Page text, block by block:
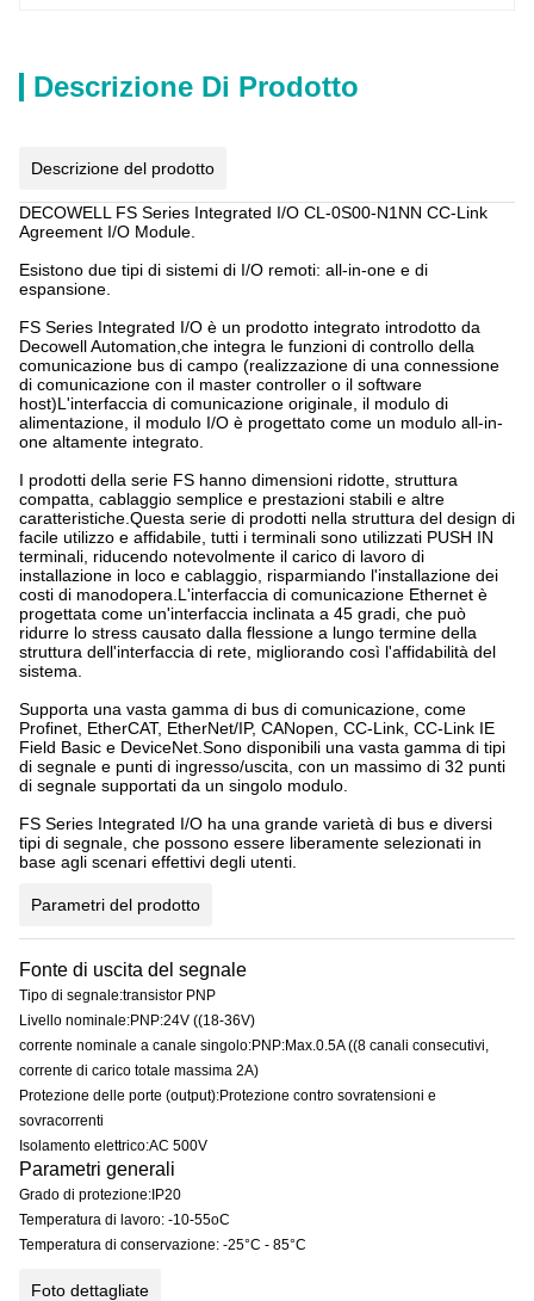
Descrizione Di Prodotto
Descrizione del prodotto
DECOWELL FS Series Integrated I/O CL-0S00-N1NN CC-Link
Agreement I/O Module.
Esistono due tipi di sistemi di I/O remoti: all-in-one e di
espansione.
FS Series Integrated I/O è un prodotto integrato introdotto da
Decowell Automation,che integra le funzioni di controllo della
comunicazione bus di campo (realizzazione di una connessione
di comunicazione con il master controller o il software
host)L'interfaccia di comunicazione originale, il modulo di
alimentazione, il modulo I/O è progettato come un modulo all-in-
one altamente integrato.
I prodotti della serie FS hanno dimensioni ridotte, struttura
compatta, cablaggio semplice e prestazioni stabili e altre
caratteristiche.Questa serie di prodotti nella struttura del design di
facile utilizzo e affidabile, tutti i terminali sono utilizzati PUSH IN
terminali, riducendo notevolmente il carico di lavoro di
installazione in loco e cablaggio, risparmiando l'installazione dei
costi di manodopera.L'interfaccia di comunicazione Ethernet è
progettata come un'interfaccia inclinata a 45 gradi, che può
ridurre lo stress causato dalla flessione a lungo termine della
struttura dell'interfaccia di rete, migliorando così l'affidabilità del
sistema.
Supporta una vasta gamma di bus di comunicazione, come
Profinet, EtherCAT, EtherNet/IP, CANopen, CC-Link, CC-Link IE
Field Basic e DeviceNet.Sono disponibili una vasta gamma di tipi
di segnale e punti di ingresso/uscita, con un massimo di 32 punti
di segnale supportati da un singolo modulo.
FS Series Integrated I/O ha una grande varietà di bus e diversi
tipi di segnale, che possono essere liberamente selezionati in
base agli scenari effettivi degli utenti.
Parametri del prodotto
Fonte di uscita del segnale
Tipo di segnale:transistor PNP
Livello nominale:PNP:24V ((18-36V)
corrente nominale a canale singolo:PNP:Max.0.5A ((8 canali consecutivi,
corrente di carico totale massima 2A)
Protezione delle porte (output):Protezione contro sovratensioni e
sovracorrenti
Isolamento elettrico:AC 500V
Parametri generali
Grado di protezione:IP20
Temperatura di lavoro: -10-55oC
Temperatura di conservazione: -25°C - 85°C
Foto dettagliate